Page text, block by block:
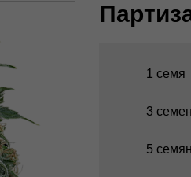
1 семя
3
5 семян